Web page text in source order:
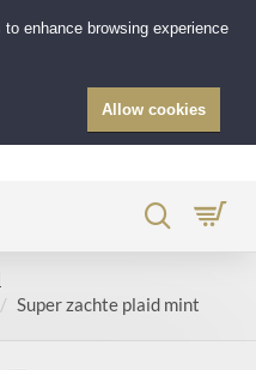
Super zachte plaid mint
enhance browsing experience
Allow cookies